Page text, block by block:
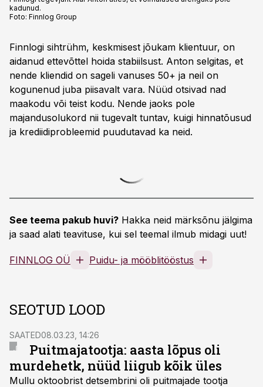
kadunud.
Foto: Finnlog Group
Finnlogi sihtrühm, keskmisest jõukam klientuur, on
aidanud ettevõttel hoida stabiilsust. Anton selgitas, et
nende kliendid on sageli vanuses 50+ ja neil on
kogunenud juba piisavalt vara. Nüüd otsivad nad
maakodu või teist kodu. Nende jaoks pole
majandusolukord nii tugevalt tuntav, kuigi hinnatõusud
ja krediidiprobleemid puudutavad ka neid.
See teema pakub huvi? Hakka neid märksõnu jälgima
ja saad alati teavituse, kui sel teemal ilmub midagi uut!
FINNLOG OÜ Puidu- ja mööblitööstus
SEOTUD LOOD
SAATED08.03.23, 14:26
Puitmajatootja: aasta lõpus oli
murdehetk, nüüd liigub kõik üles
Mullu oktoobrist detsembrini oli puitmajade tootja